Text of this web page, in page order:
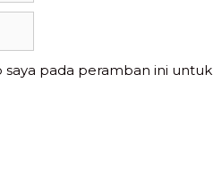
saya pada peramban ini untuk